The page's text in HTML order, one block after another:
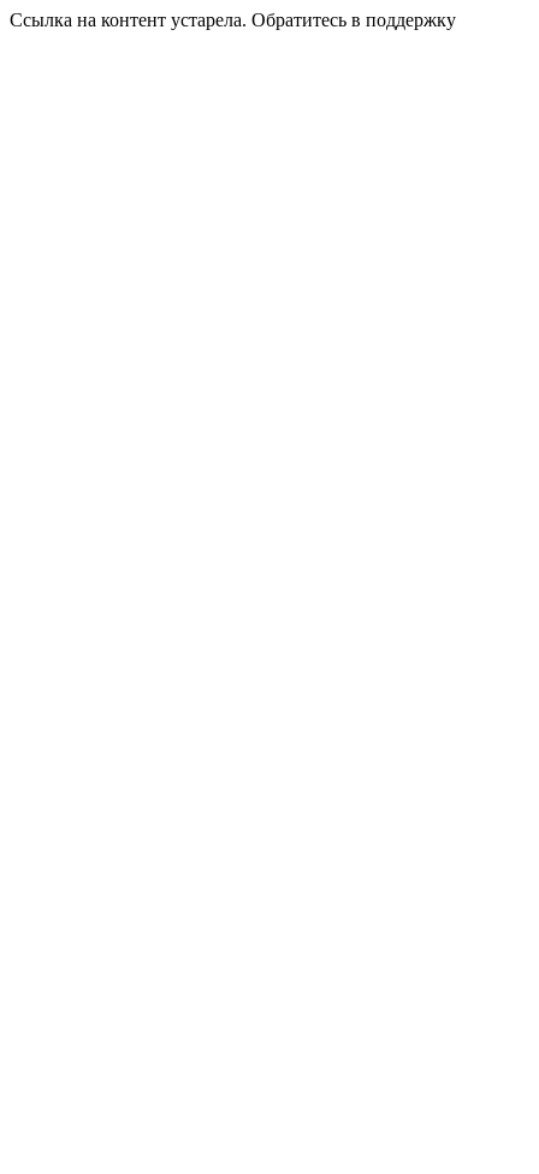
Ссылка на контент устарела. Обратитесь в поддержку